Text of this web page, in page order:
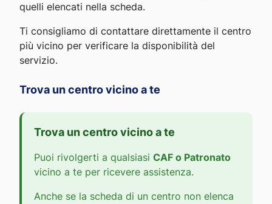
quelli elencati nella scheda.
Ti consigliamo di contattare direttamente il centro
più vicino per verificare la disponibilità del
servizio.
Trova un centro vicino a te
Trova un centro vicino a te
Puoi rivolgerti a qualsiasi CAF o Patronato
vicino a te per ricevere assistenza.
Anche se la scheda di un centro non elenca